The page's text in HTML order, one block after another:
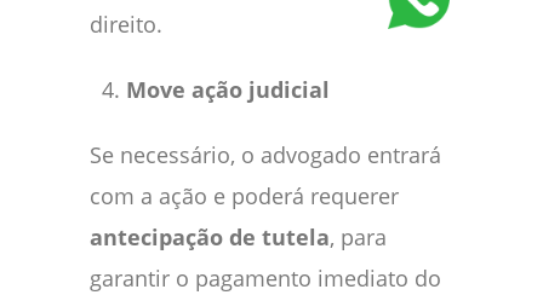
direito.
Move ação judicial
Se necessário, o advogado entrará
com a ação e poderá requerer
antecipação de tutela, para
garantir o pagamento imediato do